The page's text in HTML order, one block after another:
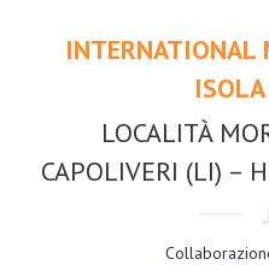
INTERNATIONAL
ISOLA
LOCALITÀ
CAPOLIVERI (LI) –